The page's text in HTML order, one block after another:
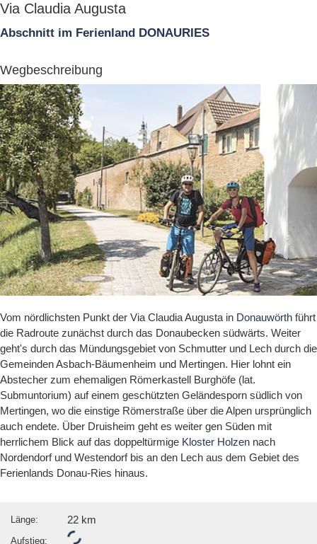
Via Claudia Augusta
Abschnitt im Ferienland DONAURIES
Wegbeschreibung
Vom nördlichsten Punkt der Via Claudia Augusta in Donauwörth führt
die Radroute zunächst durch das Donaubecken südwärts. Weiter
geht's durch das Mündungsgebiet von Schmutter und Lech durch die
Gemeinden Asbach-Bäumenheim und Mertingen. Hier lohnt ein
Abstecher zum ehemaligen Römerkastell Burghöfe (lat.
Submuntorium) auf einem geschützten Geländesporn südlich von
Mertingen, wo die einstige Römerstraße über die Alpen ursprünglich
auch endete. Über Druisheim geht es weiter gen Süden mit
herrlichem Blick auf das doppeltürmige Kloster Holzen nach
Nordendorf und Westendorf bis an den Lech aus dem Gebiet des
Ferienlands Donau-Ries hinaus.
Länge: 22 km
Aufstieg: